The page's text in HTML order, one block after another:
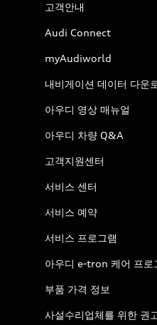
고객안내
Audi Connect
myAudiworld
내비게이션 데이터 다운
아우디 영상 매뉴얼
아우디 차량 Q&A
고객지원센터
서비스 센터
서비스 예약
서비스 프로그램
아우디 e-tron 케어 프로
부품 가격 정보
사설수리업체를 위한 권